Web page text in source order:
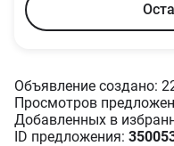
Объявление создано:
Просмотров
Добавленных в
ID предложения: